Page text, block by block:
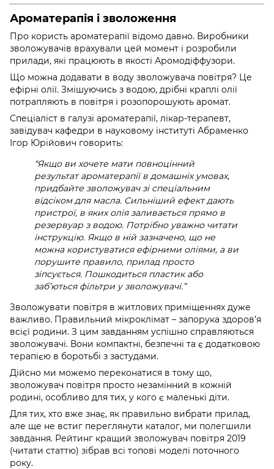
Ароматерапія і зволоження
Про користь ароматерапії відомо давно. Виробники
зволожувачів врахували цей момент і розробили
прилади, які працюють в якості Аромодіффузори.
Що можна додавати в воду зволожувача повітря? Це
ефірні олії. Змішуючись з водою, дрібні краплі олії
потрапляють в повітря і розопорошують аромат.
Спеціаліст в галузі ароматерапії, лікар-терапевт,
завідувач кафедри в науковому інституті Абраменко
Ігор Юрійович говорить:
“Якщо ви хочете мати повноцінний
результат ароматерапії в домашніх умовах,
придбайте зволожувач зі спеціальним
відсіком для масла. Сильніший ефект дають
пристрої, в яких олія заливається прямо в
резервуар з водою. Потрібно уважно читати
інструкцію. Якщо в ній зазначено, що не
можна користуватися ефірними оліями, а ви
порушите правило, прилад просто
зіпсується. Пошкодиться пластик або
заб’ються фільтри у зволожувачі.”
Зволожувати повітря в житлових приміщеннях дуже
важливо. Правильний мікроклімат – запорука здоров’я
всієї родини. З цим завданням успішно справляються
зволожувачі. Вони компактні, безпечні та є додатковою
терапією в боротьбі з застудами.
Дійсно ми можемо переконатися в тому що,
зволожувач повітря просто незамінний в кожній
родині, особливо для тих, у кого є маленькі діти.
Для тих, хто вже знає, як правильно вибрати прилад,
але ще не встиг переглянути каталог, ми полегшили
завдання. Рейтинг кращий зволожувач повітря 2019
(читати статтю) зібрав всі топові моделі поточного
року.